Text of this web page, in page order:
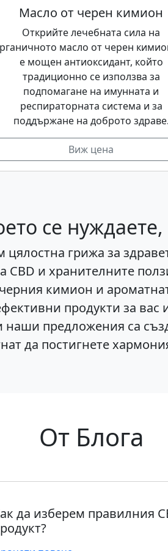
Масло от черен кимион
Открийте лечебната сила на
масло от черен
е мощен антиоксидант, който
традиционно се използва за
подпомагане на имунната и
респираторната система и за
поддържане на доброто здраве.
Виж цена
се
грижа за
CBD и хранителните
кимион и
продукти за
предложения са
да постигнете
От Блога
да изберем правилния